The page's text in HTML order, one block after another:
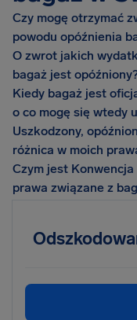
Czy mogę otrzymać
powodu opóźnienia
O zwrot jakich
bagaż jest
Kiedy bagaż jest
o co mogę się wtedy
Uszkodzony,
różnica w moich
Czym jest
prawa związane z